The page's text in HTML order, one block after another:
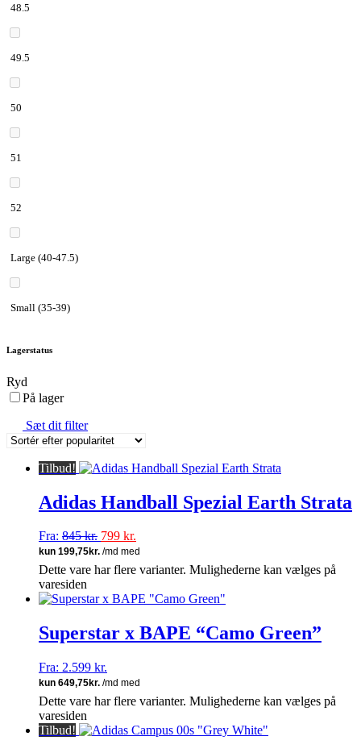
48.5
49.5
50
51
52
Large (40-47.5)
Small (35-39)
Lagerstatus
Ryd
På lager
Sæt dit filter
Tilbud!
Adidas Handball Spezial Earth Strata
Fra: 845kr. 799 kr.
Dette vare har flere varianter. Mulighederne kan vælges på
varesiden
Superstar x BAPE “Camo Green”
Fra: 2.599 kr.
Dette vare har flere varianter. Mulighederne kan vælges på
varesiden
Tilbud!